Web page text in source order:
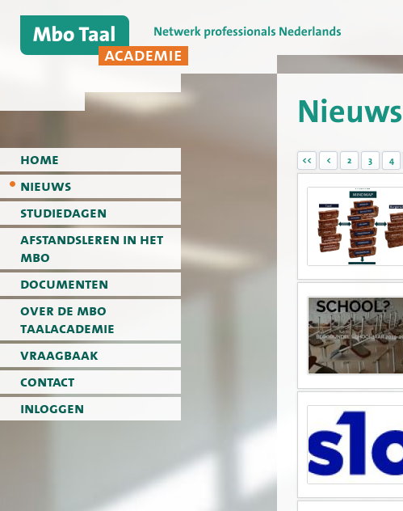
home
nieuws
studiedagen
afstandsleren in het
mbo
documenten
over de mbo
taalacademie
vraagbaak
contact
inloggen
Nieuws
<< < 2 3 4